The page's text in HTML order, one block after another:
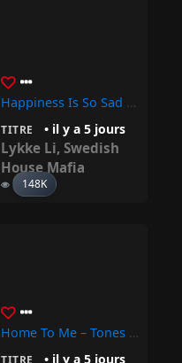
Happiness Is So Sad – Swedish House Mafia, Lykke Li
TITRE • il y a 5 jours
Lykke Li, Swedish
House Mafia
148K
Home To Me – Tones And I
• il y a 5 jours